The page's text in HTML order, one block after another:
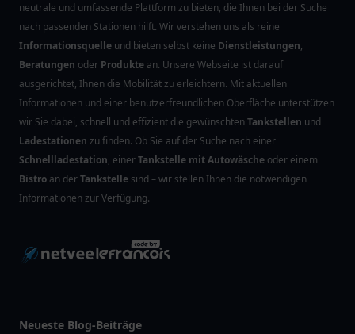
neutrale und umfassende Plattform zu bieten, die Ihnen bei der Suche
nach passenden Stationen hilft. Wir verstehen uns als reine
Informationsquelle und bieten selbst keine Dienstleistungen,
Beratungen oder Produkte an. Unsere Webseite ist darauf
ausgerichtet, Ihnen die Mobilität zu erleichtern. Mit aktuellen
Informationen und einer benutzerfreundlichen Oberfläche unterstützen
wir Sie dabei, schnell und effizient die gewünschtenTankstellen und
Ladestationen zu finden. Ob Sie auf der Suche nach einer
Schnellladestation, einerTankstelle mit Autowäsche oder einem
Bistro an derTankstelle sind – wir stellen Ihnen die notwendigen
Informationen zur Verfügung.
Neueste Blog-Beiträge